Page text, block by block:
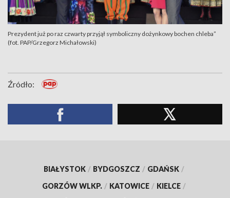
Prezydent już po raz czwarty przyjął symboliczny dożynkowy bochen chleba”
(fot. PAP/Grzegorz Michałowski)
Źródło:
BIAŁYSTOK / BYDGOSZCZ / GDAŃSK /
GORZÓW WLKP. / KATOWICE / KIELCE /